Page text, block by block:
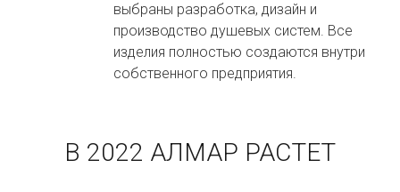
выбраны разработка, дизайн и
производство душевых систем. Все
изделия полностью создаются внутри
собственного предприятия.
В 2022 АЛМАР РАСТЕТ